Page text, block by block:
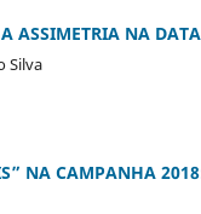
ASSIMETRIA NA
Silva
NA CAMPANHA